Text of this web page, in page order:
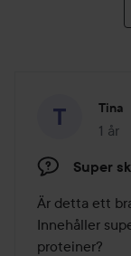
Tina
1 år
Super
Är detta ett
Innehåller
proteiner?